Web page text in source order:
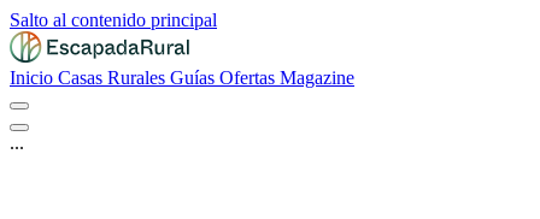
Salto al contenido principal
Inicio Casas Rurales Guías Ofertas Magazine
...